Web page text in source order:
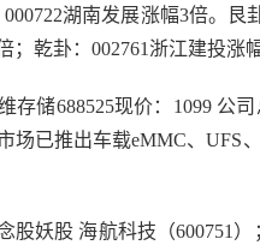
湖南发展涨幅3倍。艮
；乾卦：002761浙江建投涨
存储688525现价：1099 公
场已推出车载eMMC、UFS
股妖股 海航科技（600751）